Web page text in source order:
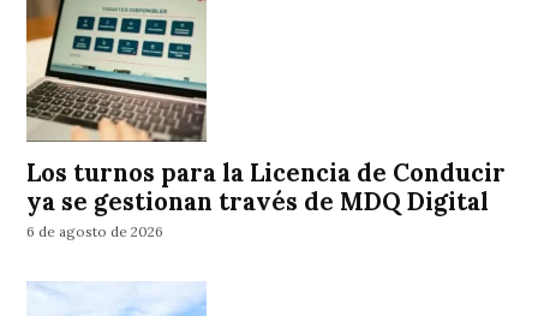
Los turnos para la Licencia de Conducir
ya se gestionan través de MDQ Digital
6 de agosto de 2026